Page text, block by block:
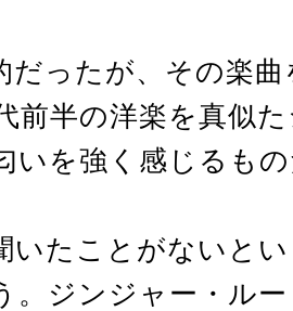
だったが、その楽
前半の洋楽を真似
いを強く感じるも
いたことがないと
。ジンジャー・ル